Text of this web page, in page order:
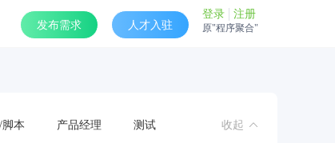
发布需求 人才入驻
登录 注册
原"程序聚合"
脚本 产品经理 测试 收起